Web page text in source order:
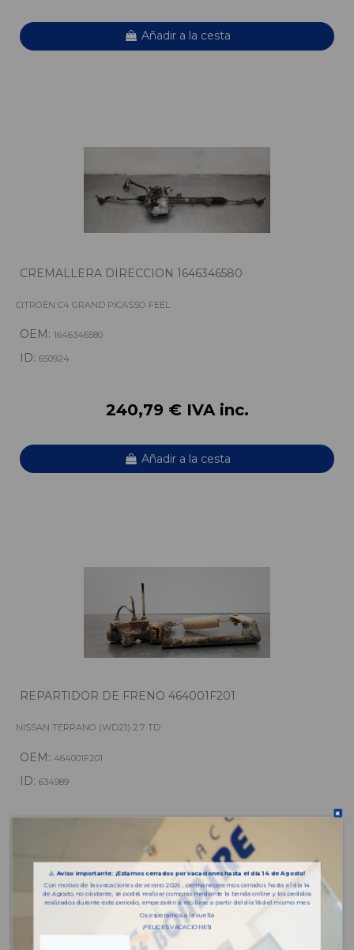
Añadir a la cesta
CREMALLERA DIRECCION 1646346580
CITROËN C4 GRAND PICASSO FEEL
OEM: 1646346580
ID: 650924
240,79 € IVA inc.
Añadir a la cesta
REPARTIDOR DE FRENO 464001F201
NISSAN TERRANO (WD21) 2.7 TD
OEM: 464001F201
ID: 634989
108,90 € IVA inc.
Añadir a la cesta
⚠️Aviso importante: ¡Estamos cerrados por vacaciones hasta el día 14 de Agosto!
Con motivo de las vacaciones de verano 2026 , permaneceremos cerrados hasta el día 14
de Agosto, no obstante, se podrá realizar compras mediante la tienda online y los pedidos
realizados durante este periodo, empezarán a recibirse a partir del día 18 del mismo mes.
Os esperamos a la vuelta
¡FELICES VACACIONES!